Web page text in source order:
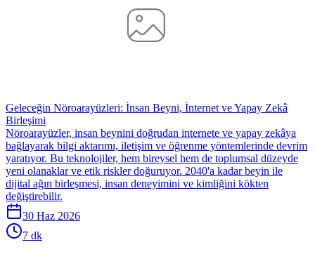
Geleceğin Nöroarayüzleri: İnsan Beyni, İnternet ve Yapay Zekâ
Birleşimi
Nöroarayüzler, insan beynini doğrudan internete ve yapay zekâya
bağlayarak bilgi aktarımı, iletişim ve öğrenme yöntemlerinde devrim
yaratıyor. Bu teknolojiler, hem bireysel hem de toplumsal düzeyde
yeni olanaklar ve etik riskler doğuruyor. 2040'a kadar beyin ile
dijital ağın birleşmesi, insan deneyimini ve kimliğini kökten
değiştirebilir.
30 Haz 2026
7 dk